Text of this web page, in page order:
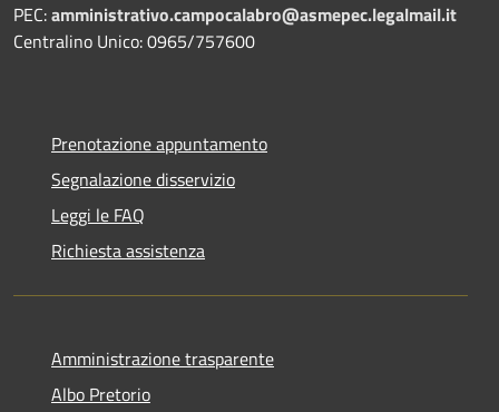
PEC:amministrativo.campocalabro@asmepec.legalmail.it
Centralino Unico: 0965/757600
Prenotazione appuntamento
Segnalazione disservizio
Leggi le FAQ
Richiesta assistenza
Amministrazione trasparente
Albo Pretorio